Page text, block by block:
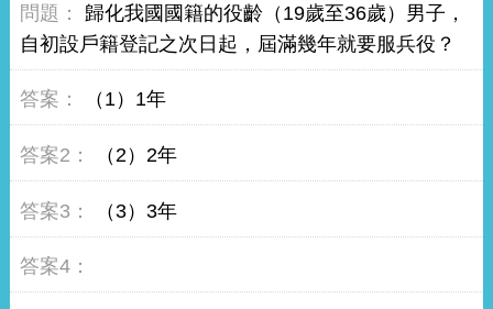
歸化我國國籍的役齡（19歲至36歲）男子，
自初設戶籍登記之次日起，屆滿幾年就要服兵役？
（1）1年
（2）2年
（3）3年